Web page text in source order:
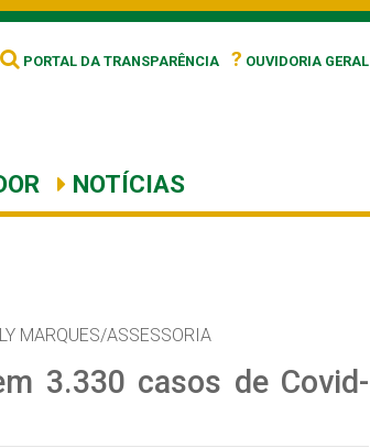
PORTAL DA TRANSPARÊNCIA ? OUVIDORIA GERAL
NOTÍCIAS
MARQUES/ASSESSORIA
3.330 casos de Covid-